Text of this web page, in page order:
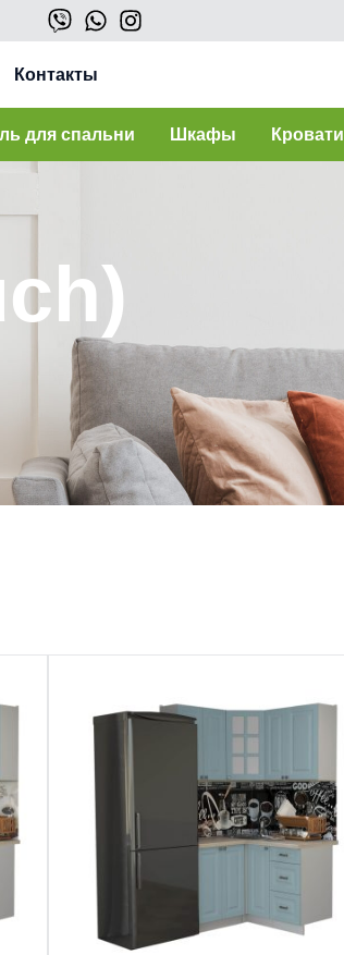
Контакты
для спальни Шкафы Кровати